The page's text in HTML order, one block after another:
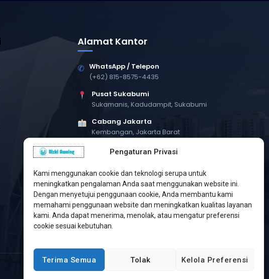
Pengaturan Privasi
Kami menggunakan cookie dan teknologi serupa untuk
meningkatkan pengalaman Anda saat menggunakan website ini.
Dengan menyetujui penggunaan cookie, Anda membantu kami
memahami penggunaan website dan meningkatkan kualitas layanan
kami. Anda dapat menerima, menolak, atau mengatur preferensi
cookie sesuai kebutuhan.
Terima Semua Tolak Kelola Preferensi
Alamat Kantor
✆ WhatsApp / Telepon
(+62) 815-8575-4435
Pusat Sukabumi
Sukamanis, Kadudampit, Sukabumi
Cabang Jakarta
Kembangan, Jakarta Barat
Workshop Bintaro